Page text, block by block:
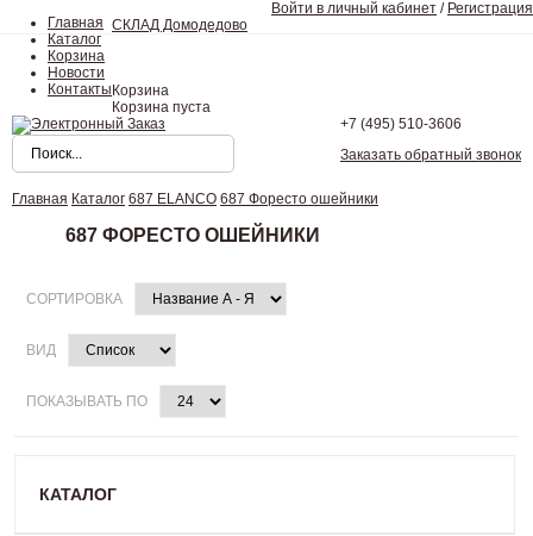
Главная
Каталог
Корзина
Новости
Контакты
Войти в личный кабинет / Регистрация
СКЛАД Домодедово
Корзина
Корзина пуста
+7 (495) 510-3606
Заказать обратный звонок
Главная Каталог 687 ELANCO 687 Форесто ошейники
687 ФОРЕСТО ОШЕЙНИКИ
СОРТИРОВКА
ВИД
ПОКАЗЫВАТЬ ПО
КАТАЛОГ